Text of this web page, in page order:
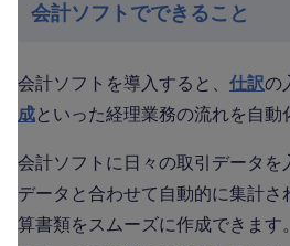
会計ソフトでできること
会計ソフトを導入すると、 仕訳の
成といった経理業務の流れを自動
会計ソフトに日々の取引データを
データと合わせて自動的に集計
算書類をスムーズに作成できます